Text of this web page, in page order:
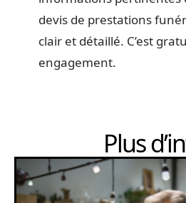
devis de prestations
clair et détaillé. C’est
engagement.
Plus